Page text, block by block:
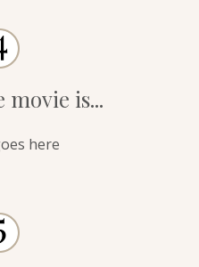
is...
here